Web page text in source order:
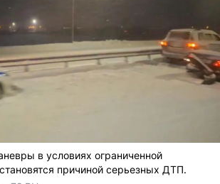
в условиях ограниченной
причиной серьезных ДТП.